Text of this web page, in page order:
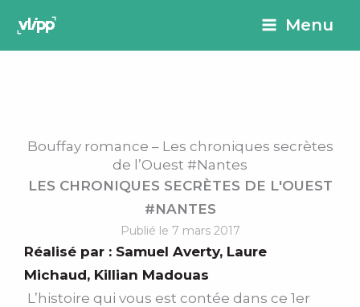
principal
Menu
Bouffay romance – Les chroniques secrètes
de l’Ouest #Nantes
LES CHRONIQUES SECRÈTES DE L'OUEST
#NANTES
Publié le 7 mars 2017
Réalisé par : Samuel Averty, Laure
Michaud, Killian Madouas
L’histoire qui vous est contée dans ce 1er